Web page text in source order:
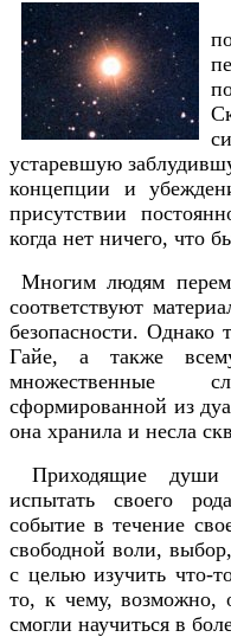
устаревшую
концепции и
присутствии
когда нет ничего, что
Многим людям
соответствуют
безопасности. Однако
Гайе, а также
множественные
сформированной из
она хранила и несла
Приходящие души
испытать своего
событие в течение
свободной воли,
с целью изучить что-
то, к чему, возможно,
смогли научиться в